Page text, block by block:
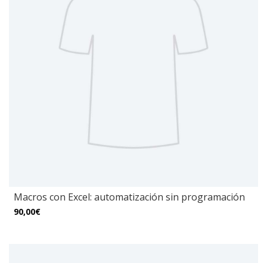
Macros con Excel: automatización sin programación
90,00€